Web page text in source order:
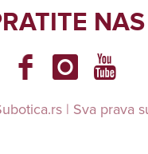
NAS
| Sva prava